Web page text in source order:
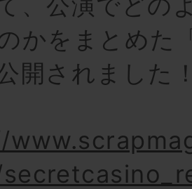
かをまとめた
開されました